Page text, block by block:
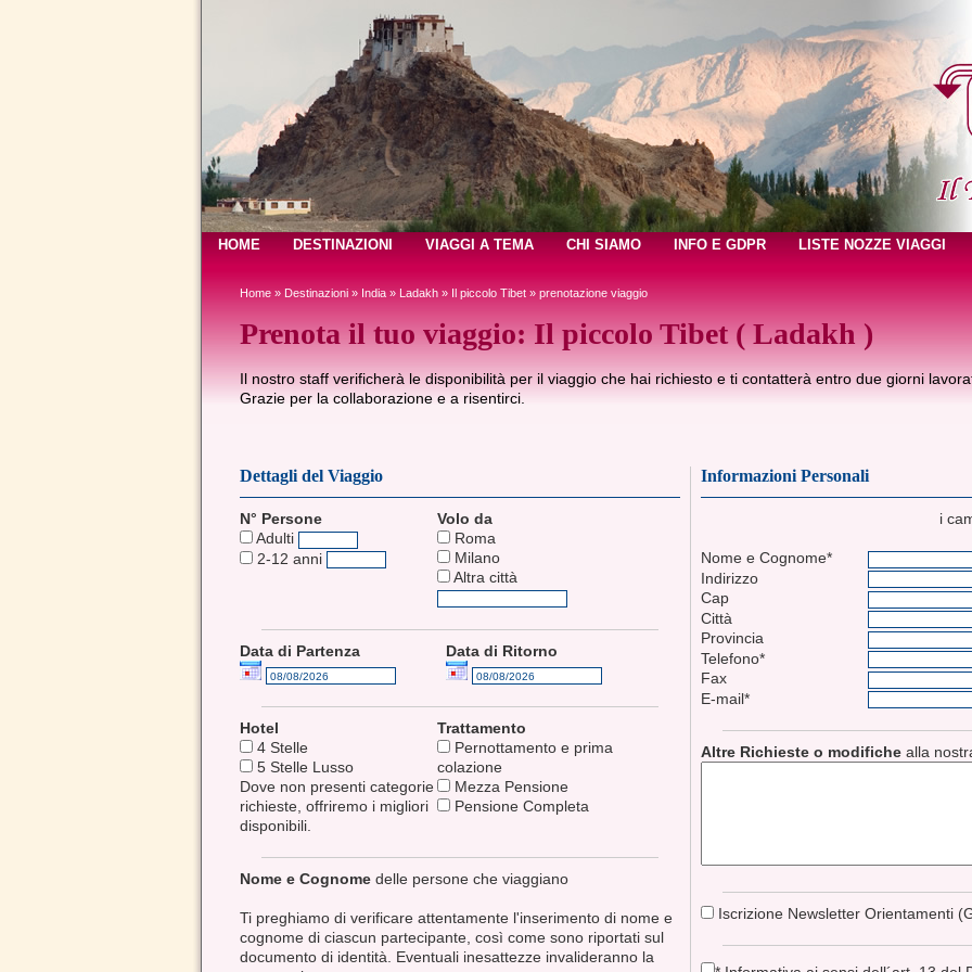
HOME DESTINAZIONI VIAGGI A TEMA CHI SIAMO INFO E GDPR LISTE NOZZE VIAGGI
Home» Destinazioni» India» Ladakh» Il piccolo Tibet» prenotazione viaggio
Prenota il tuo viaggio: Il piccolo Tibet ( Ladakh )
Il nostro staff verificherà le disponibilità per il viaggio che hai richiesto e ti contatterà entro due giorni
Grazie per la collaborazione e a risentirci.
Dettagli del Viaggio
N° Persone
Adulti
2-12 anni
Volo da
Roma
Milano
Altra città
Data di Partenza Data di Ritorno
Hotel
4 Stelle
5 Stelle Lusso
Dove non presenti categorie
richieste, offriremo i migliori
disponibili.
Trattamento
Pernottamento e prima
colazione
Mezza Pensione
Pensione Completa
Nome e Cognomedelle persone che viaggiano
Ti preghiamo di verificare attentamente l'inserimento di nome e
cognome di ciascun partecipante, così come sono riportati sul
documento di identità. Eventuali inesattezze invalideranno la
Informazioni Personali
i
Nome e Cognome*
Indirizzo
Cap
Città
Provincia
Telefono*
Fax
E-mail*
Altre Richieste o modifichealla
Iscrizione Newsletter Orientamenti